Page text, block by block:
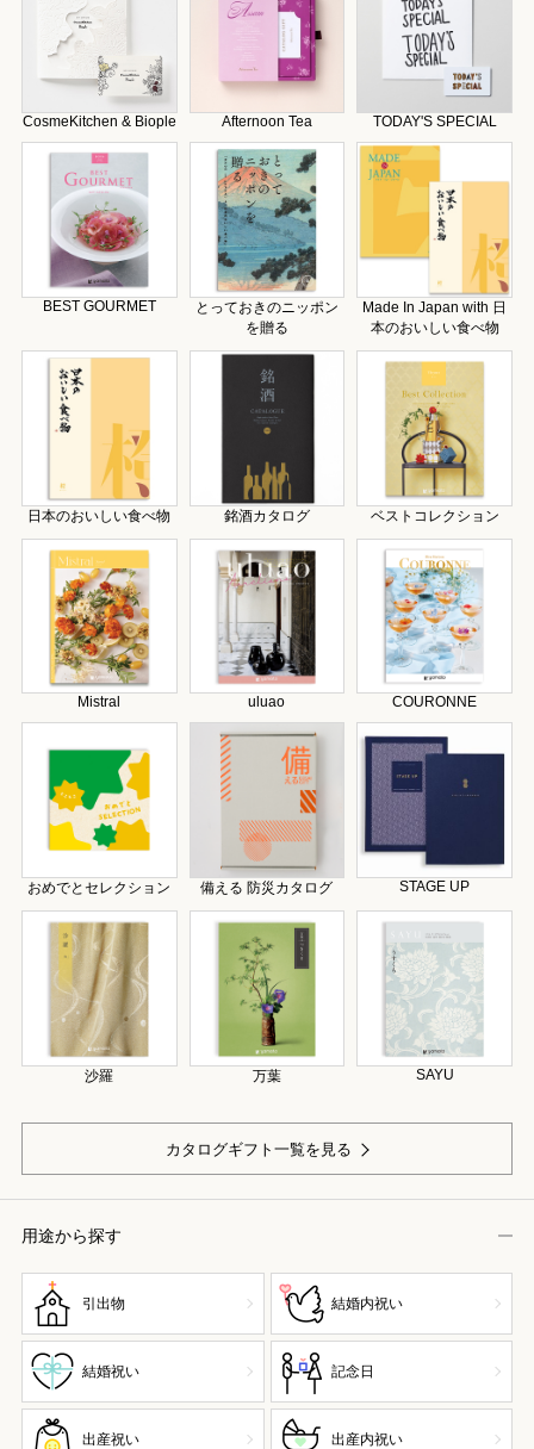
CosmeKitchen & Biople Afternoon Tea TODAY'S SPECIAL
BEST GOURMET
とっておきのニッポン
を贈る
Made In Japan with 日
本のおいしい食べ物
日本のおいしい食べ物 銘酒カタログ ベストコレクション
Mistral uluao COURONNE
おめでとセレクション 備える 防災カタログ STAGE UP
沙羅 万葉 SAYU
カタログギフト一覧を見る
用途から探す
引出物 結婚内祝い
結婚祝い 記念日
出産祝い 出産内祝い